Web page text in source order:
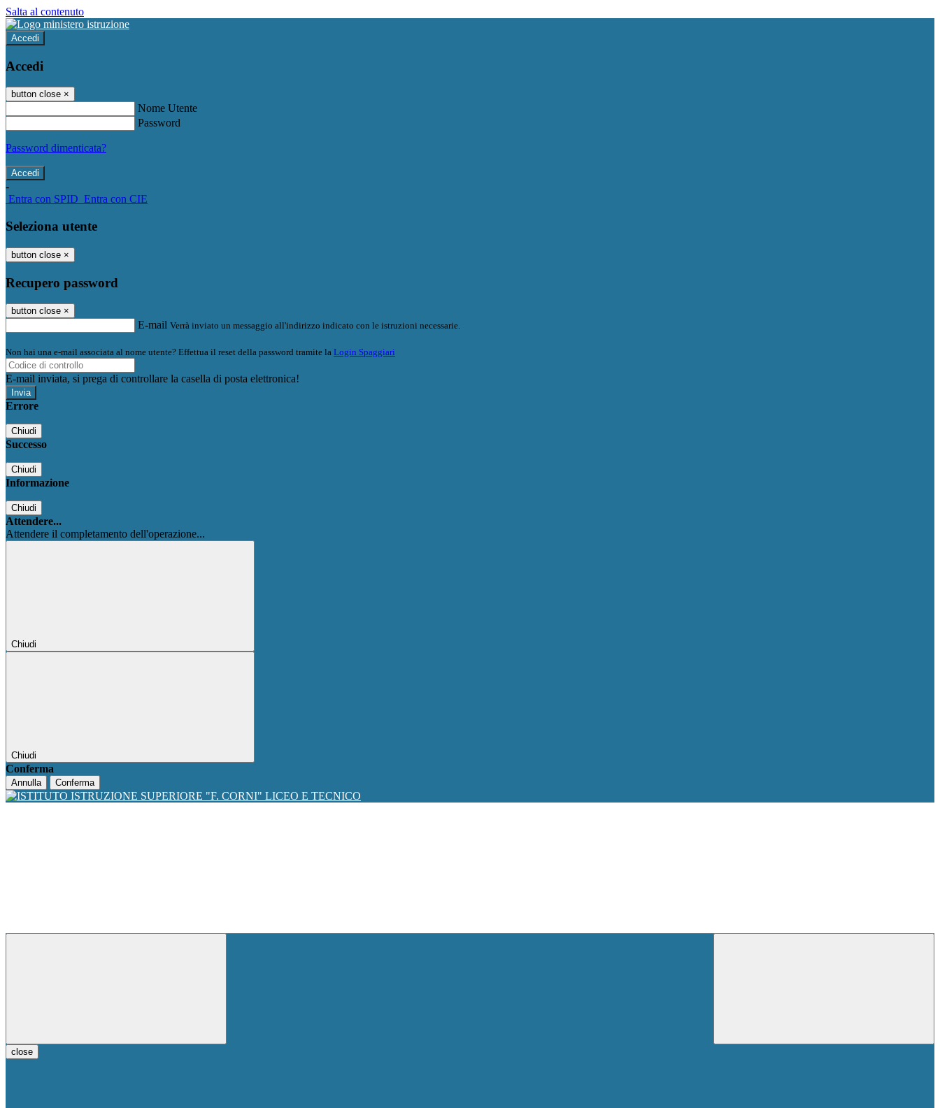
Salta al contenuto
Accedi
Accedi
button close ×
Nome Utente
Password
Password dimenticata?
-
Entra con SPID Entra con CIE
Seleziona utente
button close ×
Recupero password
button close ×
E-mail Verrà inviato un messaggio all'indirizzo indicato con le istruzioni necessarie.
Non hai una e-mail associata al nome utente? Effettua il reset della password tramite la Login Spaggiari
E-mail inviata, si prega di controllare la casella di posta elettronica!
Errore
Chiudi
Successo
Chiudi
Informazione
Chiudi
Attendere...
Attendere il completamento dell'operazione...
Chiudi
Chiudi
Conferma
Annulla Conferma
close